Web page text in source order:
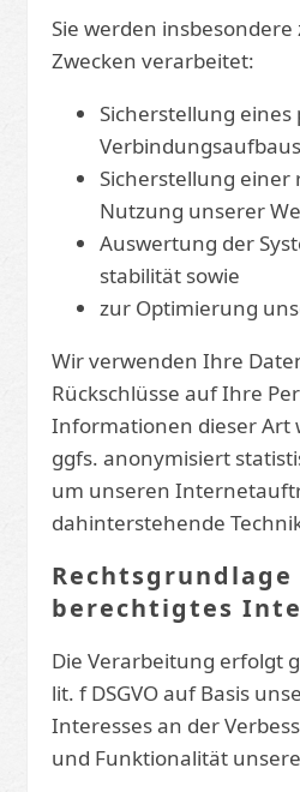
Sie werden
Zwecken verarbeitet:
Sicherstellung
Sicherstellung einer
Nutzung unserer
Auswertung der
stabilität sowie
zur Optimierung
Wir verwenden Ihre
Rückschlüsse auf Ihre
Informationen dieser Art
ggfs. anonymisiert
um unseren
dahinterstehende
Rechtsgrundlage
berechtigtes
Die Verarbeitung erfolgt
lit. f DSGVO auf Basis
Interesses an der
und Funktionalität